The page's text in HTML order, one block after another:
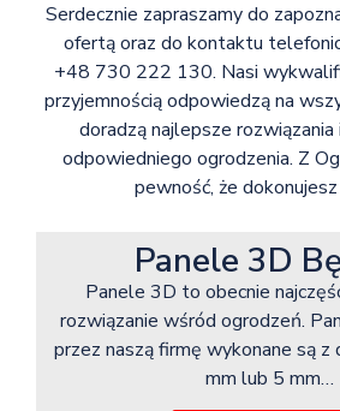
Serdecznie zapraszamy do
ofertą oraz do kontaktu
+48 730 222 130. Nasi
przyjemnością odpowiedzą na
doradzą najlepsze
odpowiedniego ogrodzenia. Z
pewność, że
Panele 3D
Panele 3D to obecnie
rozwiązanie wśród ogrodzeń.
przez naszą firmę wykonane są z
mm lub 5 mm…